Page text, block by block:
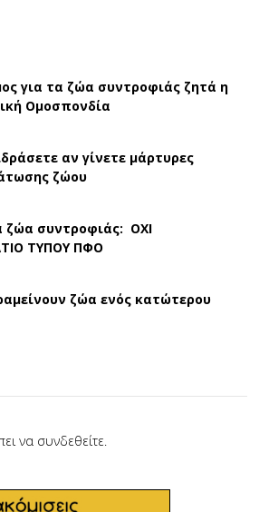
για τα ζώα συντροφιάς ζητά η
Ομοσπονδία
αν γίνετε μάρτυρες
ζώου
ζώα συντροφιάς: ΟΧΙ
ΤΥΠΟΥ ΠΦΟ
ζώα ενός κατώτερου
να συνδεθείτε.